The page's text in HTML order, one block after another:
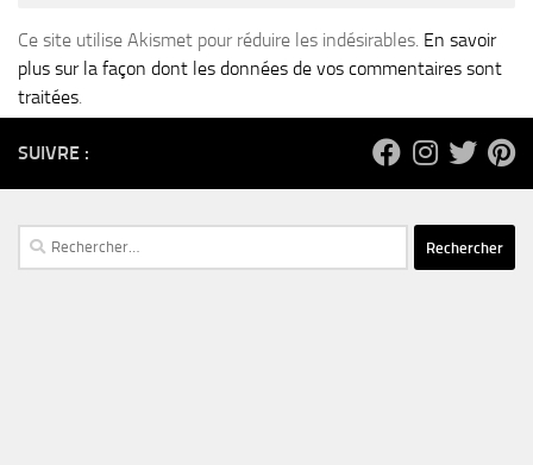
Ce site utilise Akismet pour réduire les indésirables. En savoir
plus sur la façon dont les données de vos commentaires sont
traitées.
SUIVRE :
Rechercher :